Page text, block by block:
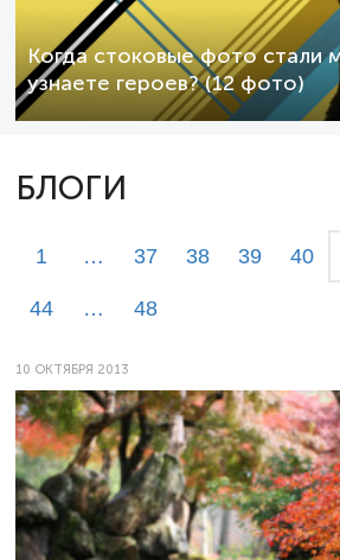
Когда стоковые фото стали
узнаете героев? (12 фото)
БЛОГИ
1 … 37 38 39 40
44 … 48
10 ОКТЯБРЯ 2013